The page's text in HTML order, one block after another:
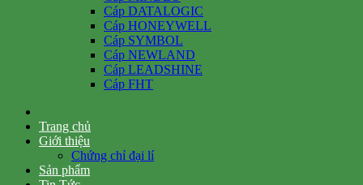
Cáp DATALOGIC
Cáp HONEYWELL
Cáp SYMBOL
Cáp NEWLAND
Cáp LEADSHINE
Cáp FHT
Trang chủ
Giới thiệu
Chứng chỉ đại lí
Sản phẩm